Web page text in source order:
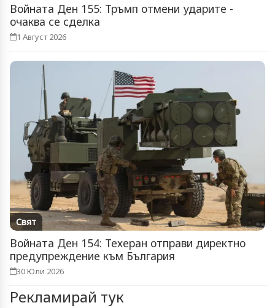
Войната Ден 155: Тръмп отмени ударите -
очаква се сделка
1 Август 2026
Свят
Войната Ден 154: Техеран отправи директно
предупреждение към България
30 Юли 2026
Рекламирай тук